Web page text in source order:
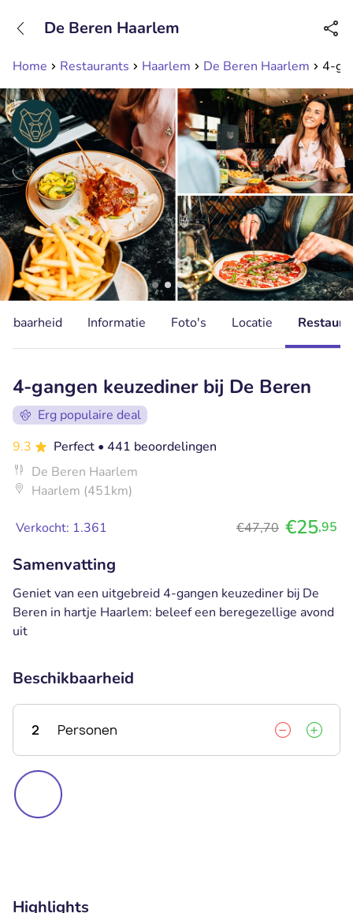
Bereikbaar tot 23:00 uur
Home Restaurants Haarlem De Beren Haarlem 4-
De Beren Haarlem
Informatie Foto's Locatie
4-gangen keuzediner bij De Beren
Erg populaire deal
9.3
Perfect • 441 beoordelingen
De Beren Haarlem
Haarlem (451km)
Verkocht: 1.361 €47,70 €25,95
Samenvatting
Geniet van een uitgebreid 4-gangen keuzediner bij De
Beren in hartje Haarlem: beleef een beregezellige avond
uit
Beschikbaarheid
2 Personen
Highlights